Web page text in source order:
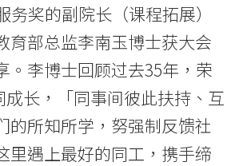
务奖的副院长（课程拓展）
育部总监李南玉博士获大会
。李博士回顾过去35年，荣
成长，「同事间彼此扶持、互
的所知所学，努强制反馈社
里遇上最好的同工，携手缔